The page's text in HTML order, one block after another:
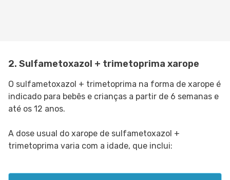
2. Sulfametoxazol + trimetoprima xarope
O sulfametoxazol + trimetoprima na forma de xarope é
indicado para bebês e crianças a partir de 6 semanas e
até os 12 anos.
A dose usual do xarope de sulfametoxazol +
trimetoprima varia com a idade, que inclui: